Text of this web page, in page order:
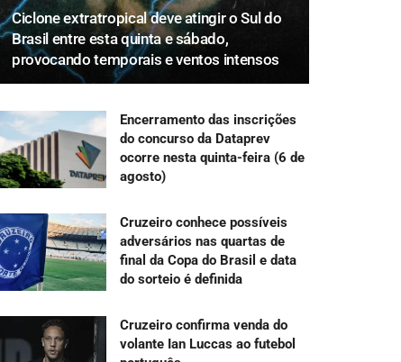
Ciclone extratropical deve atingir o Sul do
Brasil entre esta quinta e sábado,
provocando temporais e ventos intensos
Encerramento das inscrições
do concurso da Dataprev
ocorre nesta quinta-feira (6 de
agosto)
Cruzeiro conhece possíveis
adversários nas quartas de
final da Copa do Brasil e data
do sorteio é definida
Cruzeiro confirma venda do
volante Ian Luccas ao futebol